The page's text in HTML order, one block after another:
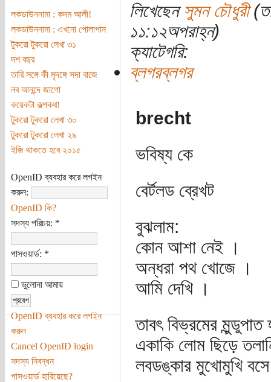
লকডাউননামা : কদম আলী!
লকডাউননামা : এখনো পোলাপান
টুকরো টুকরো লেখা ৩১
দশ বছর
তারি সঙ্গে কী মৃদঙ্গে সদা বাজে
নব আনন্দে জাগো
কয়েকটা কল্পকথা
টুকরো টুকরো লেখা ৩০
টুকরো টুকরো লেখা ২৯
ইজি থাকতে হবে ২০১৫
OpenID ব্যবহার করে লগইন
করুন:
OpenID কি?
সদস্য পরিচয়: *
পাসওয়ার্ড: *
ভুলোনা আমায়
OpenID ব্যবহার করে লগইন
করুন
Cancel OpenID login
সদস্য নিবন্ধন
পাসওয়ার্ড হারিয়েছে?
লিখেছেনসুমন চৌধুরী
১১:১২অপরাহ্ন)
ক্যাটেগরি:
ব্লগরব্লগর
brecht
ভবিষ্য কে
বের্টলড ব্রেখট
বুঝলাম:
কোন আশা নেই ।
অন্ধরা পথ খোজে ।
আমি দেখি ।
তাবৎ বিভ্রমের মুন্ডুপাত
একাকি লোম ছিড়ে
লবডঙ্কার মুখোমুখি